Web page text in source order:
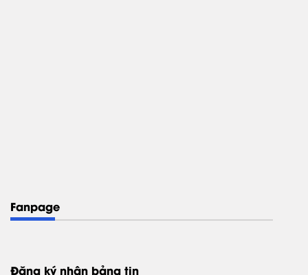
Fanpage
Đăng ký nhận bảng tin